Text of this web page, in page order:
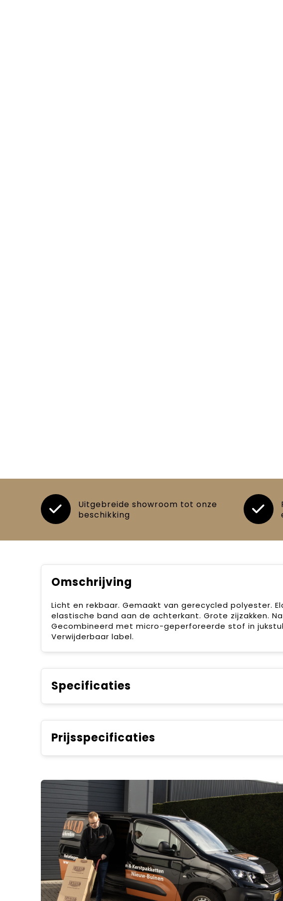
Uitgebreide showroom tot onze
beschikking
Omschrijving
Licht en rekbaar. Gemaakt van gerecycled polyester.
elastische band aan de achterkant. Grote zijzakken.
Gecombineerd met micro-geperforeerde stof in
Verwijderbaar label.
Specificaties
Prijsspecificaties